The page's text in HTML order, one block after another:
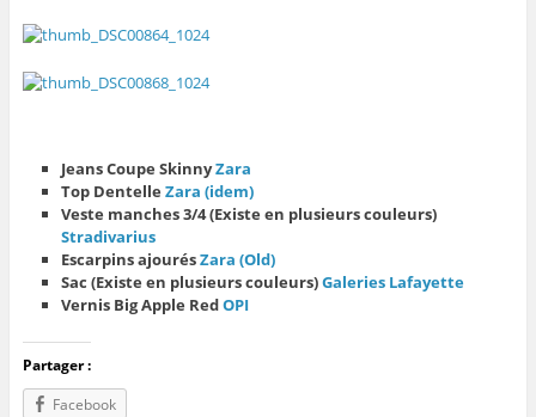
Jeans Coupe SkinnyZara
Top DentelleZara (idem)
Veste manches 3/4 (Existe en plusieurs couleurs)
Stradivarius
Escarpins ajourésZara (Old)
Sac (Existe en plusieurs couleurs)Galeries Lafayette
Vernis Big Apple RedOPI
Partager :
Facebook